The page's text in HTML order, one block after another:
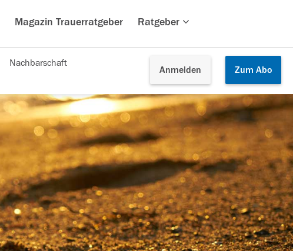
Magazin Trauerratgeber Ratgeber
Anmelden Zum Abo
Nachbarschaft